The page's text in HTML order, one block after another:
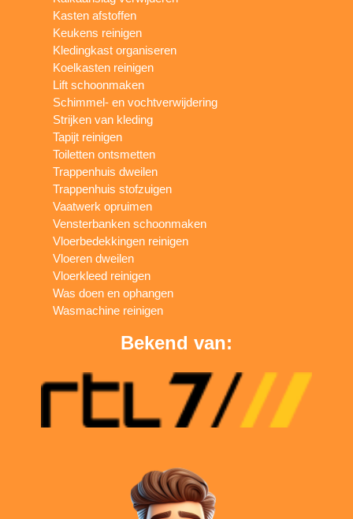
Kasten afstoffen
Keukens reinigen
Kledingkast organiseren
Koelkasten reinigen
Lift schoonmaken
Schimmel- en vochtverwijdering
Strijken van kleding
Tapijt reinigen
Toiletten ontsmetten
Trappenhuis dweilen
Trappenhuis stofzuigen
Vaatwerk opruimen
Vensterbanken schoonmaken
Vloerbedekkingen reinigen
Vloeren dweilen
Vloerkleed reinigen
Was doen en ophangen
Wasmachine reinigen
Bekend van: